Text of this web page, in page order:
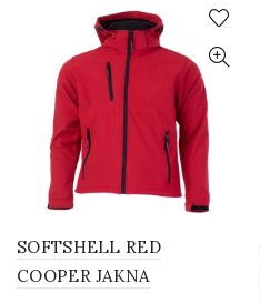
SOFTSHELL RED
COOPER JAKNA